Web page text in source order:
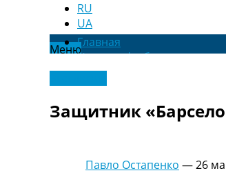
RU
UA
МенюГлавная
Новости футбола
Видео
Трансферы
Новости футбола
Последние
Рейтинги
Защитник
Павло Остапенко —26